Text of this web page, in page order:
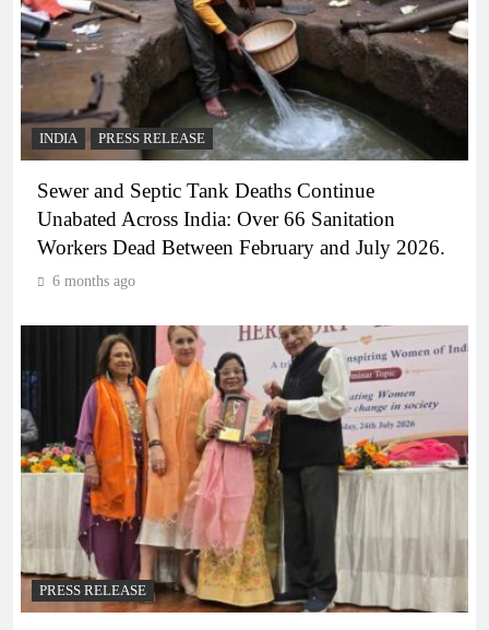
INDIA PRESS RELEASE
Sewer and Septic Tank Deaths Continue
Unabated Across India: Over 66 Sanitation
Workers Dead Between February and July 2026.
6 months ago
PRESS RELEASE